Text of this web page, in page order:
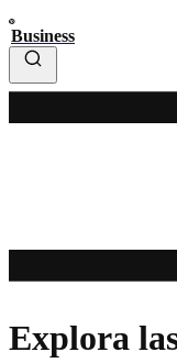
Business
Explora